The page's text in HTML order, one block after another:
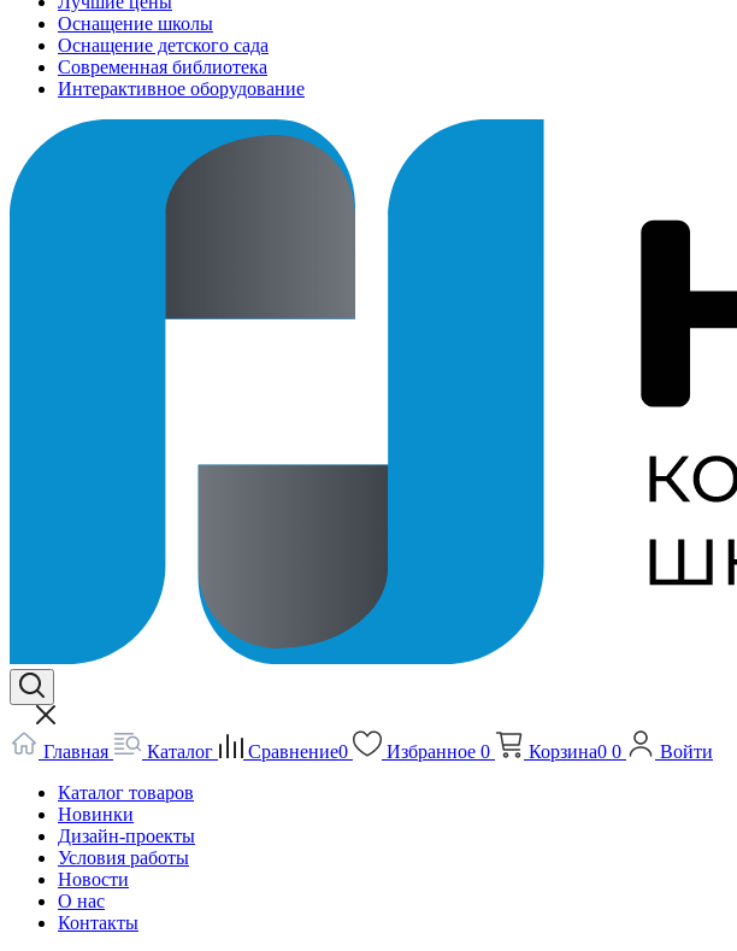
Оснащение школы
Оснащение детского сада
Современная библиотека
Интерактивное оборудование
Главная Каталог Сравнение0 Избранное 0 Корзина0 0
Войти
Каталог товаров
Новинки
Дизайн-проекты
Условия работы
Новости
О нас
Контакты